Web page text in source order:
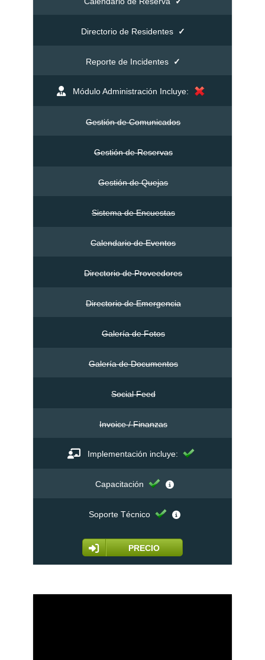
Directorio de Residentes ✓
Reporte de Incidentes ✓
Módulo Administración Incluye:
Gestión de Comunicados
Gestión de Reservas
Gestión de Quejas
Sistema de Encuestas
Calendario de Eventos
Directorio de Proveedores
Directorio de Emergencia
Galería de Fotos
Galería de Documentos
Social Feed
Invoice / Finanzas
Implementación incluye:
Capacitación
Soporte Técnico
PRECIO